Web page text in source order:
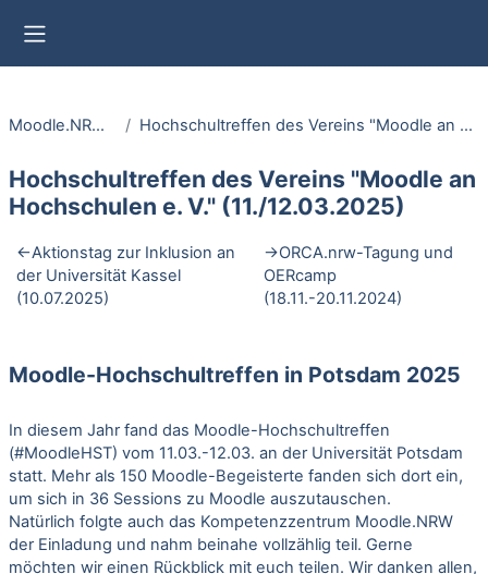
Moodle.NRW unterwegs Hochschultreffen des Vereins "Moodle an Hochschulen e. V." (11./12.03.2025)
Hochschultreffen des Vereins "Moodle an
Hochschulen e. V." (11./12.03.2025)
Abschnittsübersicht
←Aktionstag zur Inklusion an
der Universität Kassel
(10.07.2025)
→ORCA.nrw-Tagung und
OERcamp
(18.11.-20.11.2024)
Moodle-Hochschultreffen in Potsdam 2025
In diesem Jahr fand das Moodle-Hochschultreffen
(#MoodleHST) vom 11.03.-12.03. an der Universität Potsdam
statt. Mehr als 150 Moodle-Begeisterte fanden sich dort ein,
um sich in 36 Sessions zu Moodle auszutauschen.
Natürlich folgte auch das Kompetenzzentrum Moodle.NRW
der Einladung und nahm beinahe vollzählig teil. Gerne
möchten wir einen Rückblick mit euch teilen. Wir danken allen,